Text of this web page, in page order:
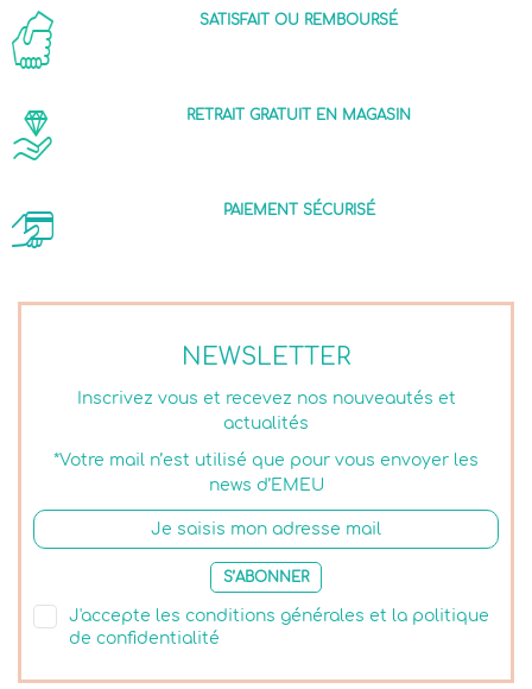
NEWSLETTER
Inscrivez vous et recevez nos nouveautés et
actualités
*Votre mail n’est utilisé que pour vous envoyer les
news d’EMEU
S’ABONNER
J'accepte les conditions générales et la politique
de confidentialité
SATISFAIT OU REMBOURSÉ
RETRAIT GRATUIT EN MAGASIN
PAIEMENT SÉCURISÉ